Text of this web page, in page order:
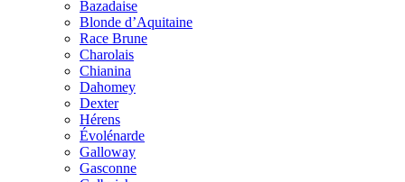
Bazadaise
Blonde d’Aquitaine
Race Brune
Charolais
Chianina
Dahomey
Dexter
Hérens
Évolénarde
Galloway
Gasconne